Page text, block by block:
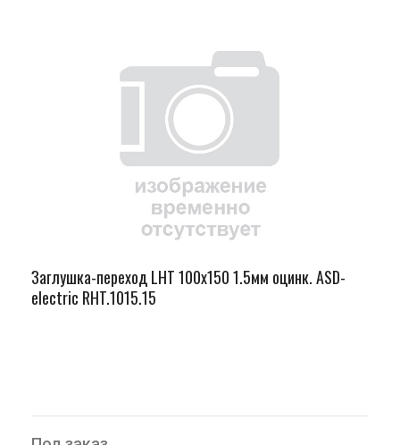
Заглушка-переход LHT 100х150 1.5мм оцинк. ASD-
electric RHT.1015.15